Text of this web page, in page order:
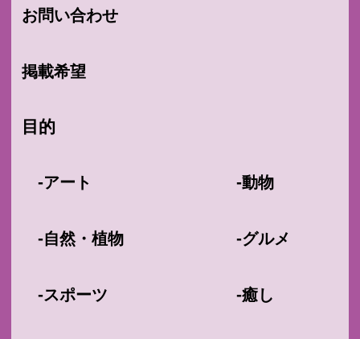
お問い合わせ
掲載希望
目的
-アート
-自然・植物
-スポーツ
-動物
-グルメ
-癒し